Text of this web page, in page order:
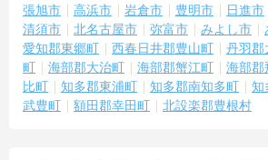
張旭市
高浜市 岩倉市 豊明市 日進市
清須市
北名古屋市 弥富市 みよし市
愛知郡東郷町
西春日井郡豊山町 丹羽郡
町
海部郡大治町 海部郡蟹江町 海部郡
比町
知多郡東浦町 知多郡南知多町 知
武豊町
額田郡幸田町 北設楽郡豊根村